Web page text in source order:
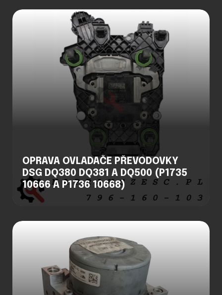
OPRAVA OVLADAČE PŘEVODOVKY
DSG DQ380 DQ381 A DQ500 (P1735
10666 A P1736 10668)